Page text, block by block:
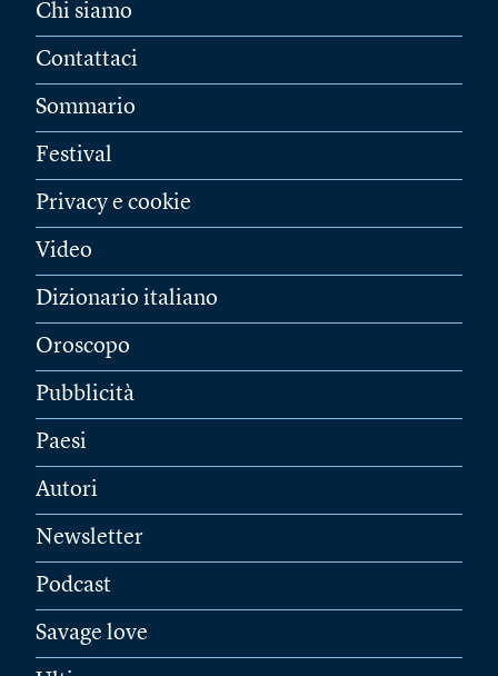
Chi siamo
Contattaci
Sommario
Festival
Privacy e cookie
Video
Dizionario italiano
Oroscopo
Pubblicità
Paesi
Autori
Newsletter
Podcast
Savage love